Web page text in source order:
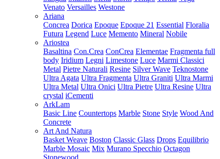
Venato Versailles Westone
Ariana
Concrea Dorica Epoque Epoque 21 Essential Floralia
Futura Legend Luce Memento Mineral Nobile
Ariostea
Basaltina Con.Crea ConCrea Elementae Fragmenta full
body Iridium Legni Limestone Luce Marmi Classici
Metal Pietre Naturali Resine Silver Wave Teknostone
Ultra Agata Ultra Fragmenta Ultra Graniti Ultra Marmi
Ultra Metal Ultra Onici Ultra Pietre Ultra Resine Ultra
crystal iCementi
ArkLam
Basic Line Countertops Marble Stone Style Wood And
Concrete
Art And Natura
Basket Weave Boston Classic Glass Drops Equilibrio
Marble Mosaic Mix Murano Specchio Octagon